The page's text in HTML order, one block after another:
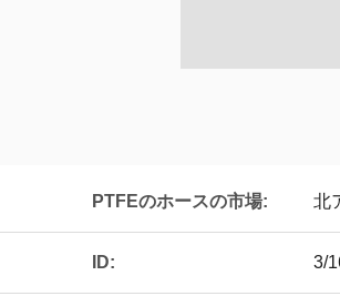
PTFEのホースの市場: 北
ID: 3/